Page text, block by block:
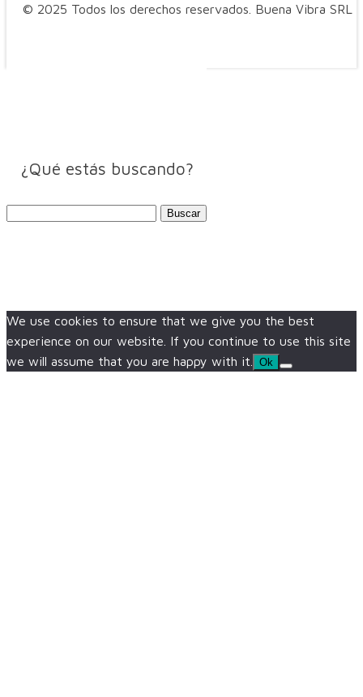
© 2025 Todos los derechos reservados. Buena Vibra SRL
¿Qué estás buscando?
We use cookies to ensure that we give you the best
experience on our website. If you continue to use this site
we will assume that you are happy with it.
Ok